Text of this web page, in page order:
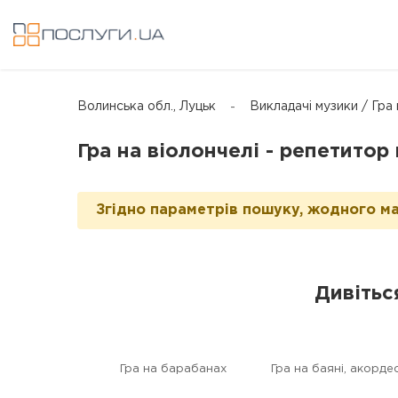
Волинська обл., Луцьк Викладачі музики / Гра
Гра на віолончелі - репетитор
Згідно параметрів пошуку, жодного
Гра на барабанах Гра на баяні,